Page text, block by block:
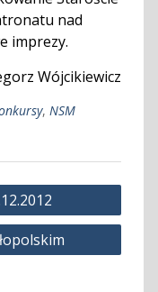
nad
imprezy.
Wójcikiewicz
, NSM